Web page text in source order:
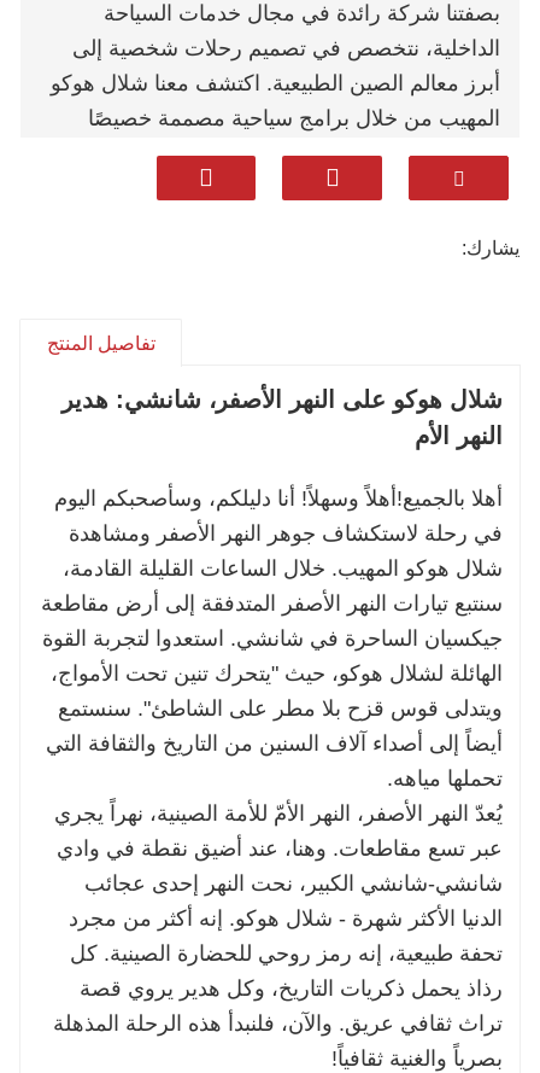
بصفتنا شركة رائدة في مجال خدمات السياحة
الداخلية، نتخصص في تصميم رحلات شخصية إلى
أبرز معالم الصين الطبيعية. اكتشف معنا شلال هوكو
المهيب من خلال برامج سياحية مصممة خصيصًا
لتناسب اهتماماتك الفريدة.
في هوكو، موطن قناة التنين المذهلة التي تمتد
انغمس في الثقافة: استكشف المواقع الأثرية القديمة
مثل جبل مينغمن، الغارق في الشعر والأساطير،
"القوارب على اليابسة".
استمتع بالنكهات المحلية: تمتع بمأكولات شانشي
الأصيلة، من النودلز المقطعة الشهيرة إلى التفاح
الطازج المقرمش في مقاطعة جيكسيان.
دعنا نصمم لك مغامرة مثالية إلى قلب النهر الأصفر.
تواصل معنا لنبدأ التخطيط لزيارتك التي لا تُنسى.
يشارك:
تفاصيل المنتج
شلال هوكو على النهر الأصفر، شانشي: هدير
النهر الأم
أهلا بالجميع!أهلاً وسهلاً! أنا دليلكم، وسأصحبكم اليوم
في رحلة لاستكشاف جوهر النهر الأصفر ومشاهدة
شلال هوكو المهيب. خلال الساعات القليلة القادمة،
سنتبع تيارات النهر الأصفر المتدفقة إلى أرض مقاطعة
جيكسيان الساحرة في شانشي. استعدوا لتجربة القوة
الهائلة لشلال هوكو، حيث "يتحرك تنين تحت الأمواج،
ويتدلى قوس قزح بلا مطر على الشاطئ". سنستمع
أيضاً إلى أصداء آلاف السنين من التاريخ والثقافة التي
تحملها مياهه.
يُعدّ النهر الأصفر، النهر الأمّ للأمة الصينية، نهراً يجري
عبر تسع مقاطعات. وهنا، عند أضيق نقطة في وادي
شانشي-شانشي الكبير، نحت النهر إحدى عجائب
الدنيا الأكثر شهرة - شلال هوكو. إنه أكثر من مجرد
تحفة طبيعية، إنه رمز روحي للحضارة الصينية. كل
رذاذ يحمل ذكريات التاريخ، وكل هدير يروي قصة
تراث ثقافي عريق. والآن، فلنبدأ هذه الرحلة المذهلة
بصرياً والغنية ثقافياً!